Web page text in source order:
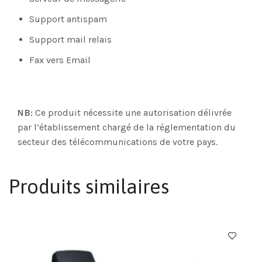
Support antispam
Support mail relais
Fax vers Email
NB: Ce produit nécessite une autorisation délivrée
par l’établissement chargé de la réglementation du
secteur des télécommunications de votre pays.
Produits similaires